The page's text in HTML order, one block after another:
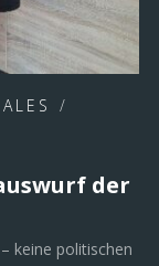
/
der
keine politischen